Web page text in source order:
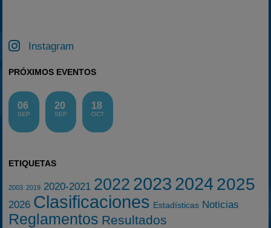
Instagram
PRÓXIMOS EVENTOS
06
SEP
20
SEP
18
OCT
ETIQUETAS
2003 2019 2020-2021 2022 2023 20242025
2026 Clasificaciones Estadísticas Noticias
Reglamentos Resultados